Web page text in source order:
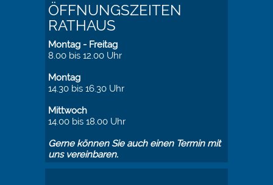
ÖFFNUNGSZEITEN
RATHAUS
Montag - Freitag
8.00 bis 12.00 Uhr
Montag
14.30 bis 16.30 Uhr
Mittwoch
14.00 bis 18.00 Uhr
Gerne können Sie auch einen Termin mit
uns vereinbaren.